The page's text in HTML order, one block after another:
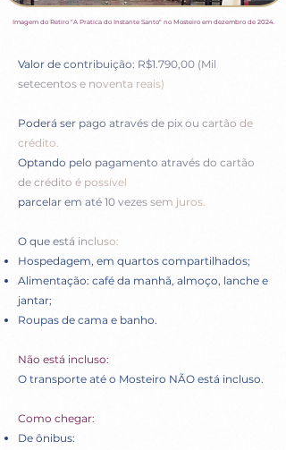
Imagem do Retiro "A Pratica do Instante Santo" no Mosteiro em dezembro de 2024.
Valor de contribuição: R$1.790,00 (Mil
setecentos e noventa reais)
Poderá ser pago através de pix ou cartão de
crédito.
Optando pelo pagamento através do cartão
de crédito é possível
parcelar em até 10 vezes sem juros.
O que está incluso:
Hospedagem, em quartos compartilhados;
Alimentação: café da manhã, almoço, lanche e
jantar;
Roupas de cama e banho.​
Não está incluso:
O transporte até o Mosteiro NÃO está incluso.
Como chegar:​​​
De ônibus: